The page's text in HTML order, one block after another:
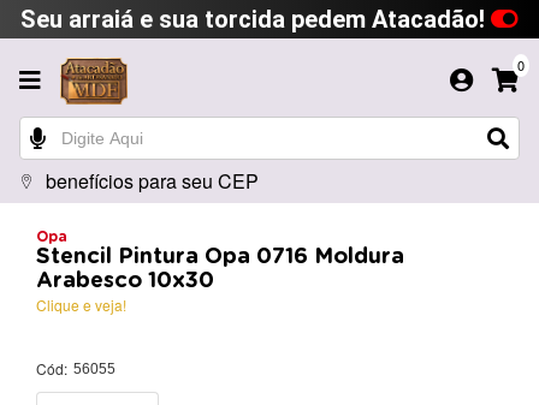
Seu arraiá e sua torcida pedem Atacadão!
0
benefícios para seu CEP
Opa
Stencil Pintura Opa 0716 Moldura
Arabesco 10x30
Clique e veja!
Cód: 56055